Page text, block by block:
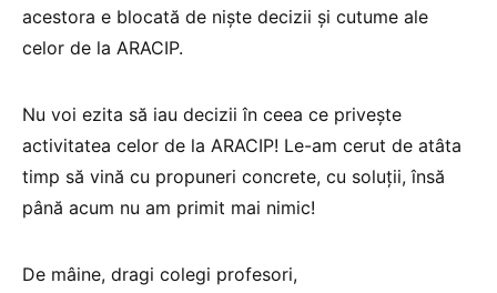
acestora e blocată de niște decizii și cutume ale
celor de la ARACIP.
Nu voi ezita să iau decizii în ceea ce privește
activitatea celor de la ARACIP! Le-am cerut de atâta
timp să vină cu propuneri concrete, cu soluții, însă
până acum nu am primit mai nimic!
De mâine, dragi colegi profesori,